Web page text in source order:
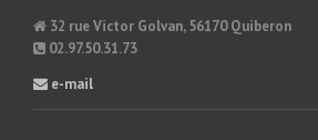
32 rue Victor Golvan, 56170 Quiberon
02.97.50.31.73
e-mail